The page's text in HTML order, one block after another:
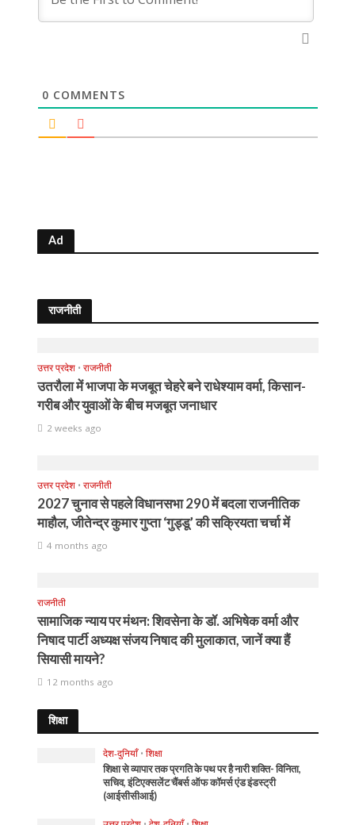
0 COMMENTS
Ad
राजनीती
उत्तर प्रदेश • राजनीती
उतरौला में भाजपा के मजबूत चेहरे बने राधेश्याम वर्मा, किसान-
गरीब और युवाओं के बीच मजबूत जनाधार
2 weeks ago
उत्तर प्रदेश • राजनीती
2027 चुनाव से पहले विधानसभा 290 में बदला राजनीतिक
माहौल, जीतेन्द्र कुमार गुप्ता ‘गुड्डू’ की सक्रियता चर्चा में
4 months ago
राजनीती
सामाजिक न्याय पर मंथन: शिवसेना के डॉ. अभिषेक वर्मा और
निषाद पार्टी अध्यक्ष संजय निषाद की मुलाकात, जानें क्या हैं
सियासी मायने?
12 months ago
शिक्षा
देश-दुनियाँ • शिक्षा
शिक्षा से व्यापार तक प्रगति के पथ पर है नारी शक्ति- विनिता,
सचिव, इंटिएक्सलेंट चैंबर्स ऑफ कॉमर्स एंड इंडस्ट्री
(आईसीसीआई)